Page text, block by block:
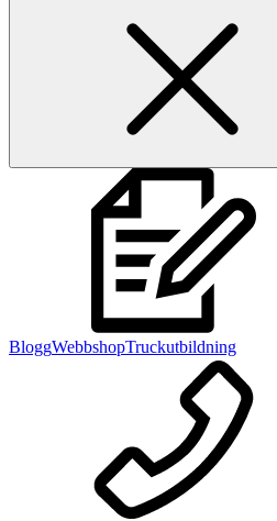
BloggWebbshopTruckutbildning